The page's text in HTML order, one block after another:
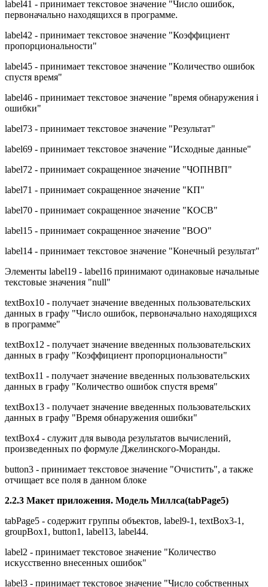
label41 - принимает текстовое значение "Число ошибок,
первоначально находящихся в программе.
label42 - принимает текстовое значение "Коэффициент
пропорциональности"
label45 - принимает текстовое значение "Количество ошибок
спустя время"
label46 - принимает текстовое значение "время обнаружения i
ошибки"
label73 - принимает текстовое значение "Результат"
label69 - принимает текстовое значение "Исходные данные"
label72 - принимает сокращенное значение "ЧОПНВП"
label71 - принимает сокращенное значение "КП"
label70 - принимает сокращенное значение "КОСВ"
label15 - принимает сокращенное значение "ВОО"
label14 - принимает текстовое значение "Конечный результат"
Элементы label19 - label16 принимают одинаковые начальные
текстовые значения "null"
textBox10 - получает значение введенных пользовательских
данных в графу "Число ошибок, первоначально находящихся
в программе"
textBox12 - получает значение введенных пользовательских
данных в графу "Коэффициент пропорциональности"
textBox11 - получает значение введенных пользовательских
данных в графу "Количество ошибок спустя время"
textBox13 - получает значение введенных пользовательских
данных в графу "Время обнаружения ошибки"
textBox4 - служит для вывода результатов вычислений,
произведенных по формуле Джелинского-Моранды.
button3 - принимает текстовое значение "Очистить", а также
отчищает все поля в данном блоке
2.2.3 Макет приложения. Модель Миллса(tabPage5)
tabPage5 - содержит группы объектов, label9-1, textBox3-1,
groupBox1, button1, label13, label44.
label2 - принимает текстовое значение "Количество
искусственно внесенных ошибок"
label3 - принимает текстовое значение "Число собственных